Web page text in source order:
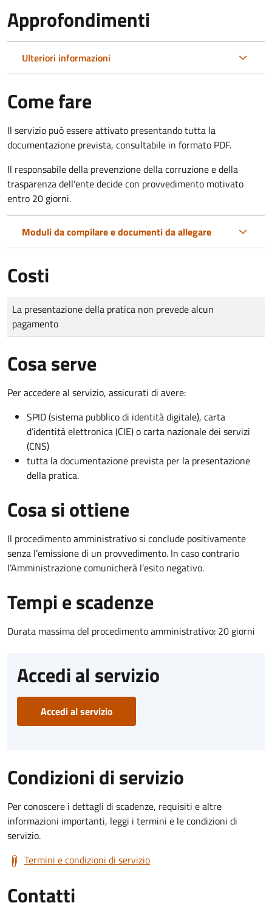
Approfondimenti
Ulteriori informazioni
Come fare
Il servizio può essere attivato presentando tutta la
documentazione prevista, consultabile in formato PDF.
Il responsabile della prevenzione della corruzione e della
trasparenza dell'ente decide con provvedimento motivato
entro 20 giorni.
Moduli da compilare e documenti da allegare
Costi
Tipo di pagamento
Importo
La presentazione della pratica non prevede alcun
pagamento
Cosa serve
Per accedere al servizio, assicurati di avere:
SPID (sistema pubblico di identità digitale), carta
d’identità elettronica (CIE) o carta nazionale dei servizi
(CNS)
tutta la documentazione prevista per la presentazione
della pratica.
Cosa si ottiene
Il procedimento amministrativo si conclude positivamente
senza l’emissione di un provvedimento. In caso contrario
l’Amministrazione comunicherà l’esito negativo.
Tempi e scadenze
Durata massima del procedimento amministrativo: 20 giorni
Accedi al servizio
Accedi al servizio
Condizioni di servizio
Per conoscere i dettagli di scadenze, requisiti e altre
informazioni importanti, leggi i termini e le condizioni di
servizio.
Termini e condizioni di servizio
Contatti